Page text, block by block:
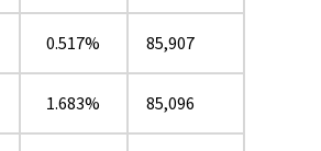
0.517% 85,907
1.683% 85,096